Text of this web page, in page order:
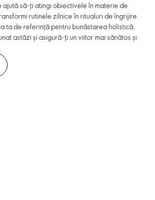
ajută să-ți atingi obiectivele în materie de
rutinele zilnice în ritualuri de îngrijire
ta de referință pentru bunăstarea holistică.
astăzi și asigură-ți un viitor mai sănătos și